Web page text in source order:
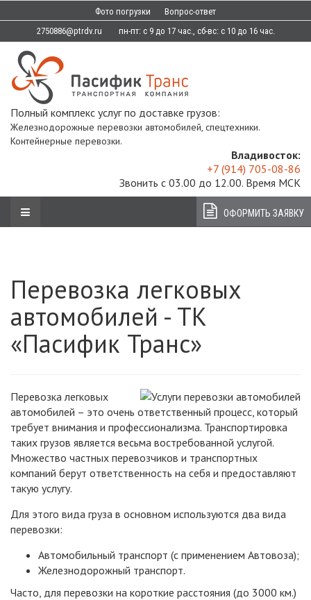
Фото погрузки
Вопрос-ответ
2750886@ptrdv.ru
пн-пт: с 9 до 17 час., сб-вс: с 10 до 16 час.
Полный комплекс услуг по доставке грузов:
Железнодорожные перевозки автомобилей, спецтехники.
Контейнерные перевозки.
Владивосток:
+7 (914) 705-08-86
Звонить с 03.00 до 12.00. Время МСК
ОФОРМИТЬ ЗАЯВКУ
Перевозка легковых
автомобилей - ТК
«Пасифик Транс»
Перевозка легковых
автомобилей – это очень ответственный процесс, который
требует внимания и профессионализма. Транспортировка
таких грузов является весьма востребованной услугой.
Множество частных перевозчиков и транспортных
компаний берут ответственность на себя и предоставляют
такую услугу.
Для этого вида груза в основном используются два вида
перевозки:
Автомобильный транспорт (с применением Автовоза);
Железнодорожный транспорт.
Часто, для перевозки на короткие расстояния (до 3000 км.)